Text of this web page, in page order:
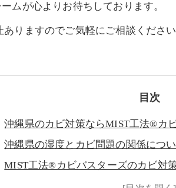
ムが心よりお待ちしております。
りますのでご気軽にご相談ください
目次
沖縄県のカビ対策ならMIST工法®カ
沖縄県の湿度とカビ問題の関係につ
MIST工法®カビバスターズのカビ対